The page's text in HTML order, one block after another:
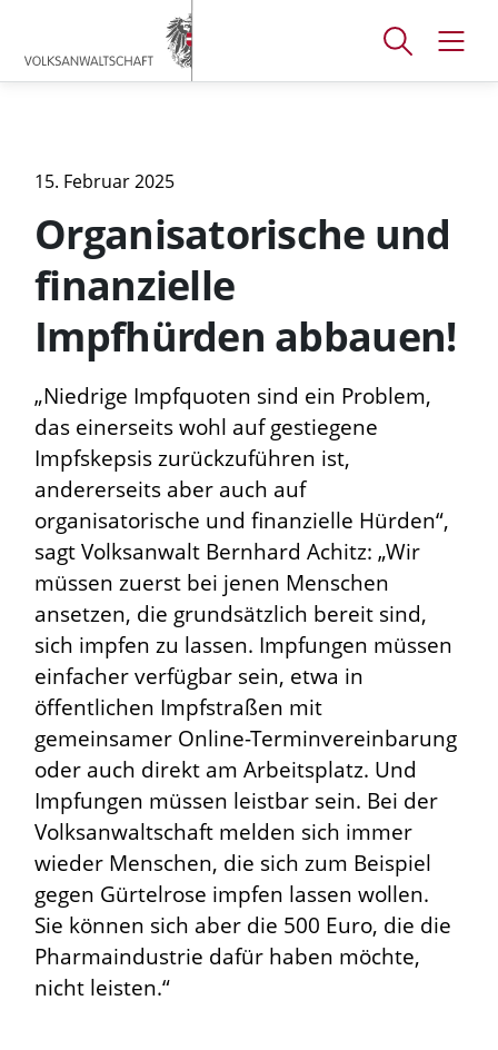
Zum
Hauptmenü
Zum
Inhalt
Zum
Footer
Suchfenster
15. Februar 2025
Organisatorische und
finanzielle
Impfhürden abbauen!
„Niedrige Impfquoten sind ein Problem,
das einerseits wohl auf gestiegene
Impfskepsis zurückzuführen ist,
andererseits aber auch auf
organisatorische und finanzielle Hürden“,
sagt Volksanwalt Bernhard Achitz: „Wir
müssen zuerst bei jenen Menschen
ansetzen, die grundsätzlich bereit sind,
sich impfen zu lassen. Impfungen müssen
einfacher verfügbar sein, etwa in
öffentlichen Impfstraßen mit
gemeinsamer Online-Terminvereinbarung
oder auch direkt am Arbeitsplatz. Und
Impfungen müssen leistbar sein. Bei der
Volksanwaltschaft melden sich immer
wieder Menschen, die sich zum Beispiel
gegen Gürtelrose impfen lassen wollen.
Sie können sich aber die 500 Euro, die die
Pharmaindustrie dafür haben möchte,
nicht leisten.“